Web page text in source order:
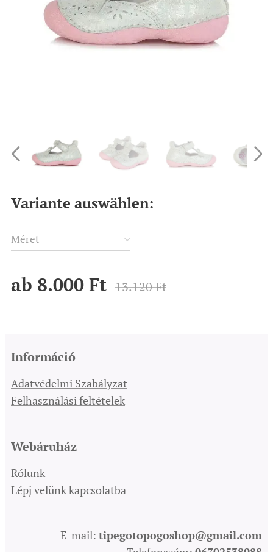
Variante auswählen:
Méret
ab 8.000 Ft 13.120Ft
Információ
Adatvédelmi Szabályzat
Felhasználási feltételek
Webáruház
Rólunk
Lépj velünk kapcsolatba
E-mail: tipegotopogoshop@gmail.com